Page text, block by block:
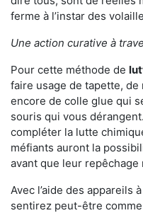
ferme à l’instar des
Une action curative à
Pour cette méthode de
faire usage de tapette, de
encore de colle glue qui
souris qui vous
compléter la lutte
méfiants auront la
avant que leur repêchage
Avec l’aide des appareils
sentirez peut-être